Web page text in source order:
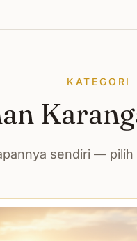
KATEGORI
sendiri —